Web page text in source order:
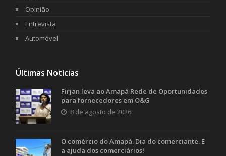
Opinião
Entrevista
Automóvel
Últimas Notícias
Firjan leva ao Amapá Rede de Oportunidades
para fornecedores em O&G
8 de agosto de 2026
O comércio do Amapá. Dia do comerciante. E
a ajuda dos comerciários!